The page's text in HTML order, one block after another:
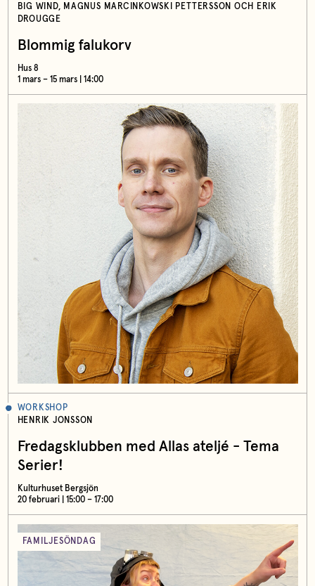
BIG WIND, MAGNUS MARCINKOWSKI PETTERSSON OCH ERIK
DROUGGE
Blommig falukorv
Hus 8
1 mars – 15 mars | 14:00
WORKSHOP
HENRIK JONSSON
Fredagsklubben med Allas ateljé - Tema
Serier!
Kulturhuset Bergsjön
20 februari | 15:00 – 17:00
FAMILJESÖNDAG